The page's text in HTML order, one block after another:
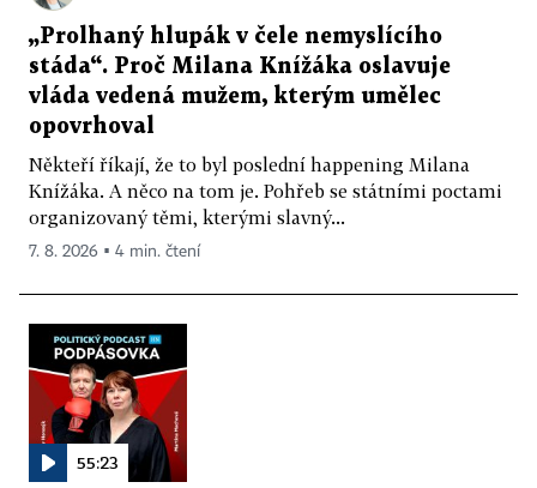
„Prolhaný hlupák v čele nemyslícího
stáda“. Proč Milana Knížáka oslavuje
vláda vedená mužem, kterým umělec
opovrhoval
Někteří říkají, že to byl poslední happening Milana
Knížáka. A něco na tom je. Pohřeb se státními poctami
organizovaný těmi, kterými slavný...
7. 8. 2026 ▪ 4 min. čtení
55:23